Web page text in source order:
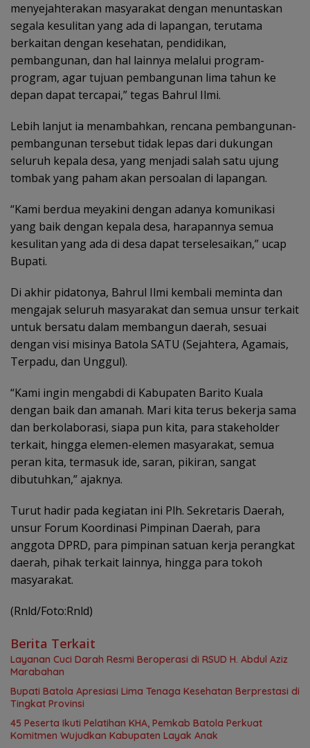
menyejahterakan masyarakat dengan menuntaskan
segala kesulitan yang ada di lapangan, terutama
berkaitan dengan kesehatan, pendidikan,
pembangunan, dan hal lainnya melalui program-
program, agar tujuan pembangunan lima tahun ke
depan dapat tercapai,” tegas Bahrul Ilmi.
Lebih lanjut ia menambahkan, rencana pembangunan-
pembangunan tersebut tidak lepas dari dukungan
seluruh kepala desa, yang menjadi salah satu ujung
tombak yang paham akan persoalan di lapangan.
“Kami berdua meyakini dengan adanya komunikasi
yang baik dengan kepala desa, harapannya semua
kesulitan yang ada di desa dapat terselesaikan,” ucap
Bupati.
Di akhir pidatonya, Bahrul Ilmi kembali meminta dan
mengajak seluruh masyarakat dan semua unsur terkait
untuk bersatu dalam membangun daerah, sesuai
dengan visi misinya Batola SATU (Sejahtera, Agamais,
Terpadu, dan Unggul).
“Kami ingin mengabdi di Kabupaten Barito Kuala
dengan baik dan amanah. Mari kita terus bekerja sama
dan berkolaborasi, siapa pun kita, para stakeholder
terkait, hingga elemen-elemen masyarakat, semua
peran kita, termasuk ide, saran, pikiran, sangat
dibutuhkan,” ajaknya.
Turut hadir pada kegiatan ini Plh. Sekretaris Daerah,
unsur Forum Koordinasi Pimpinan Daerah, para
anggota DPRD, para pimpinan satuan kerja perangkat
daerah, pihak terkait lainnya, hingga para tokoh
masyarakat.
(Rnld/Foto:Rnld)
Berita Terkait
Layanan Cuci Darah Resmi Beroperasi di RSUD H. Abdul Aziz
Marabahan
Bupati Batola Apresiasi Lima Tenaga Kesehatan Berprestasi di
Tingkat Provinsi
45 Peserta Ikuti Pelatihan KHA, Pemkab Batola Perkuat
Komitmen Wujudkan Kabupaten Layak Anak